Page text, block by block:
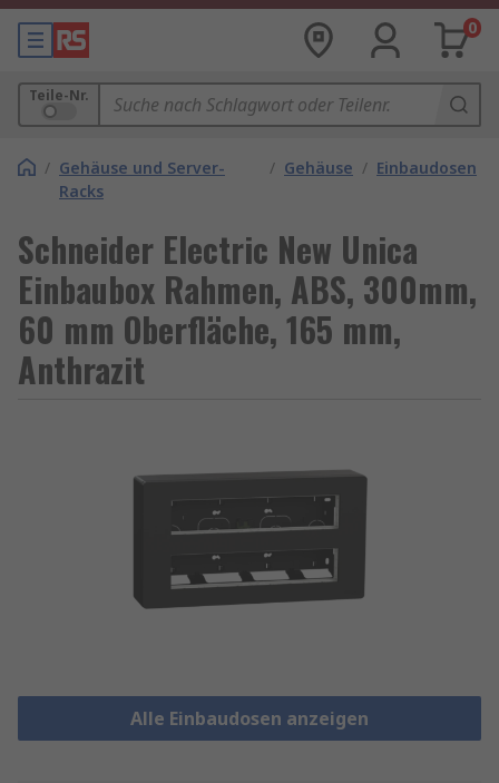
0
Teile-Nr.
/ Gehäuse und Server-
Racks
/ Gehäuse / Einbaudosen
Schneider Electric New Unica
Einbaubox Rahmen, ABS, 300mm,
60 mm Oberfläche, 165 mm,
Anthrazit
Alle Einbaudosen anzeigen